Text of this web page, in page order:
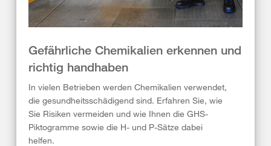
Gefährliche Chemikalien erkennen und
richtig handhaben
In vielen Betrieben werden Chemikalien verwendet,
die gesundheitsschädigend sind. Erfahren Sie, wie
Sie Risiken vermeiden und wie Ihnen die GHS-
Piktogramme sowie die H- und P-Sätze dabei
helfen.